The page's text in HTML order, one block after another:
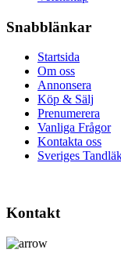
Snabblänkar
Startsida
Om oss
Annonsera
Köp & Sälj
Prenumerera
Vanliga Frågor
Kontakta oss
Sveriges
Kontakt